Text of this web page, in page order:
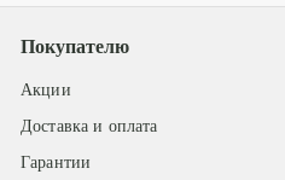
Покупателю
Акции
Доставка и оплата
Гарантии